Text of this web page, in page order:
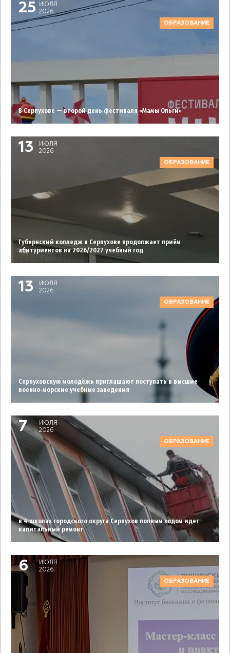
25
ИЮЛЯ
2026
ОБРАЗОВАНИЕ
В Серпухове — второй день фестиваля «Мамы Ольги»
13
ИЮЛЯ
2026
ОБРАЗОВАНИЕ
Губернский колледж в Серпухове продолжает приём
абитуриентов на 2026/2027 учебный год
13
ИЮЛЯ
2026
ОБРАЗОВАНИЕ
Серпуховcкую молодёжь приглашают поступать в высшие
военно-морские учебные заведения
7
ИЮЛЯ
2026
ОБРАЗОВАНИЕ
в 4 школах городского округа Серпухов полным ходом идет
капитальный ремонт
6
ИЮЛЯ
2026
ОБРАЗОВАНИЕ